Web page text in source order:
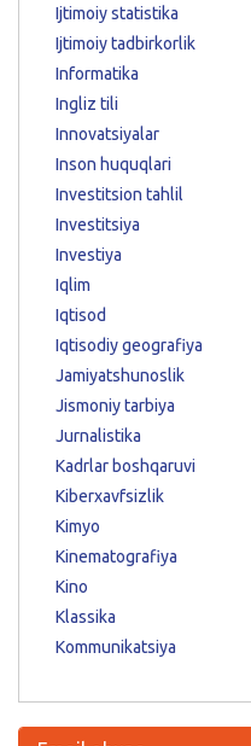
Ijtimoiy statistika
Ijtimoiy tadbirkorlik
Informatika
Ingliz tili
Innovatsiyalar
Inson huquqlari
Investitsion tahlil
Investitsiya
Investiya
Iqlim
Iqtisod
Iqtisodiy geografiya
Jamiyatshunoslik
Jismoniy tarbiya
Jurnalistika
Kadrlar boshqaruvi
Kiberxavfsizlik
Kimyo
Kinematografiya
Kino
Klassika
Kommunikatsiya